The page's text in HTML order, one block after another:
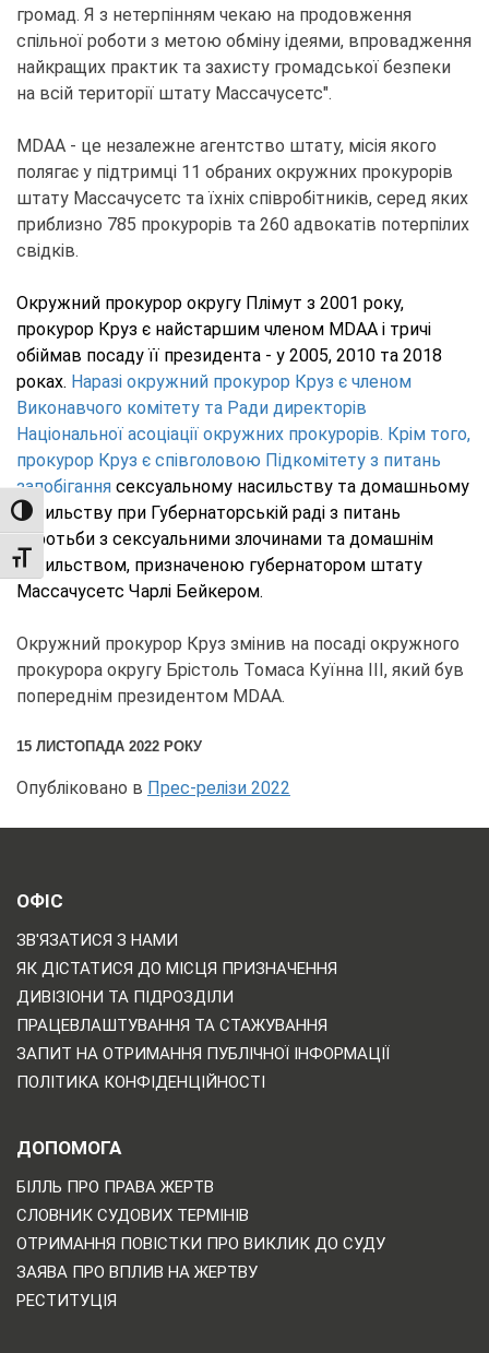
TOGGLE HIGH CONTRAST
TOGGLE FONT SIZE
громад. Я з нетерпінням чекаю на продовження
спільної роботи з метою обміну ідеями, впровадження
найкращих практик та захисту громадської безпеки
на всій території штату Массачусетс".
MDAA - це незалежне агентство штату, місія якого
полягає у підтримці 11 обраних окружних прокурорів
штату Массачусетс та їхніх співробітників, серед яких
приблизно 785 прокурорів та 260 адвокатів потерпілих
свідків.
Окружний прокурор округу Плімут з 2001 року,
прокурор Круз є найстаршим членом MDAA і тричі
обіймав посаду її президента - у 2005, 2010 та 2018
роках. Наразі окружний прокурор Круз є членом
Виконавчого комітету та Ради директорів
Національної асоціації окружних прокурорів. Крім того,
прокурор Круз є співголовою Підкомітету з питань
запобігання сексуальному насильству та домашньому
насильству при Губернаторській раді з питань
боротьби з сексуальними злочинами та домашнім
насильством, призначеною губернатором штату
Массачусетс Чарлі Бейкером.
Окружний прокурор Круз змінив на посаді окружного
прокурора округу Брістоль Томаса Куїнна ІІІ, який був
попереднім президентом MDAA.
15 ЛИСТОПАДА 2022 РОКУ
Опубліковано в Прес-релізи 2022
ОФІС
ЗВ'ЯЗАТИСЯ З НАМИ
ЯК ДІСТАТИСЯ ДО МІСЦЯ ПРИЗНАЧЕННЯ
ДИВІЗІОНИ ТА ПІДРОЗДІЛИ
ПРАЦЕВЛАШТУВАННЯ ТА СТАЖУВАННЯ
ЗАПИТ НА ОТРИМАННЯ ПУБЛІЧНОЇ ІНФОРМАЦІЇ
ПОЛІТИКА КОНФІДЕНЦІЙНОСТІ
ДОПОМОГА
БІЛЛЬ ПРО ПРАВА ЖЕРТВ
СЛОВНИК СУДОВИХ ТЕРМІНІВ
ОТРИМАННЯ ПОВІСТКИ ПРО ВИКЛИК ДО СУДУ
ЗАЯВА ПРО ВПЛИВ НА ЖЕРТВУ
РЕСТИТУЦІЯ